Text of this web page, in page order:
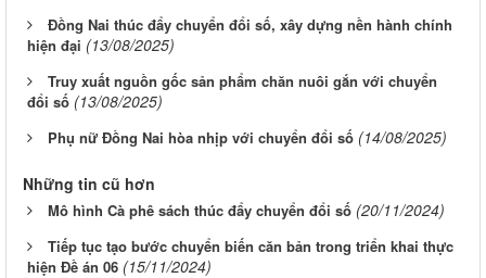
Đồng Nai thúc đẩy chuyển đổi số, xây dựng nền hành chính
hiện đại (13/08/2025)
Truy xuất nguồn gốc sản phẩm chăn nuôi gắn với chuyển
đổi số (13/08/2025)
Phụ nữ Đồng Nai hòa nhịp với chuyển đổi số (14/08/2025)
Những tin cũ hơn
Mô hình Cà phê sách thúc đẩy chuyển đổi số (20/11/2024)
Tiếp tục tạo bước chuyển biến căn bản trong triển khai thực
hiện Đề án 06 (15/11/2024)